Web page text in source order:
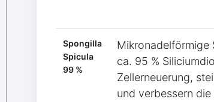
Spongilla
Spicula
99 %
Mikronadelförmige
ca. 95 %
Zellerneuerung,
und verbessern